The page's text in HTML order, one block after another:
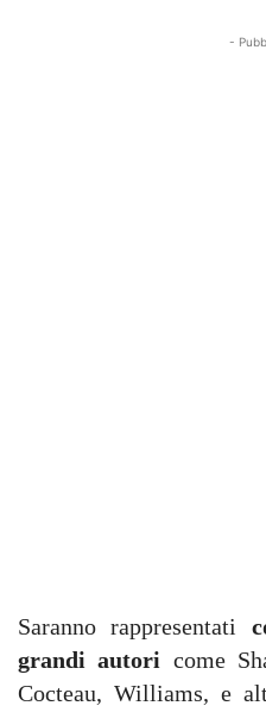
-
Saranno rappresentati
grandi autori come
Cocteau, Williams, e